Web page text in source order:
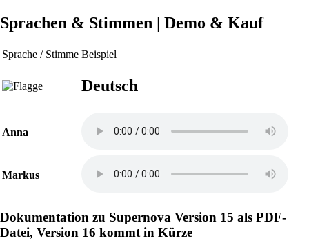
Sprachen & Stimmen | Demo & Kauf
Sprache / Stimme Beispiel
Deutsch
Anna
Markus
Dokumentation zu Supernova Version 15 als PDF-
Datei, Version 16 kommt in Kürze